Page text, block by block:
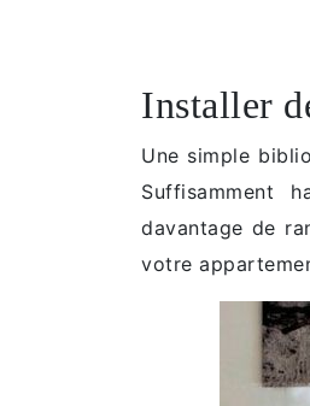
Installer
Une simple
Suffisamment
davantage de
votre